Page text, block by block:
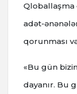
Qloballaşma
adət-
qorunması
«Bu gün
dayanır. Bu